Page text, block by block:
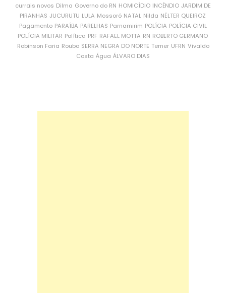
currais novos Dilma Governo do RN HOMICÍDIO INCÊNDIO JARDIM DE
PIRANHAS JUCURUTU LULA Mossoró NATAL Nilda NÉLTER QUEIROZ
Pagamento PARAÍBA PARELHAS Parnamirim POLÍCIA POLÍCIA CIVIL
POLÍCIA MILITAR Política PRF RAFAEL MOTTA RN ROBERTO GERMANO
Robinson Faria Roubo SERRA NEGRA DO NORTE Temer UFRN Vivaldo
Costa Água ÁLVARO DIAS